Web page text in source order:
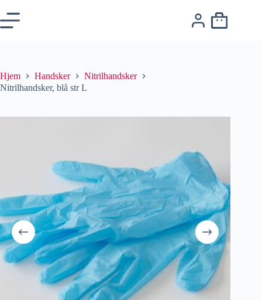
Hjem Handsker
Nitrilhandsker
Nitrilhandsker, blå str L